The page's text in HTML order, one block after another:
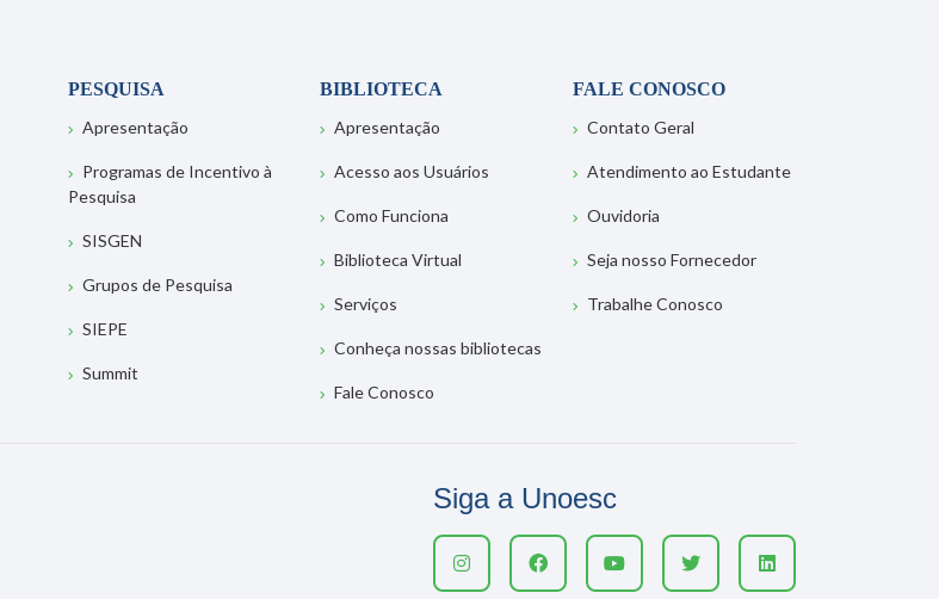
PESQUISA
Apresentação
Programas de Incentivo à
Pesquisa
SISGEN
Grupos de Pesquisa
SIEPE
Summit
BIBLIOTECA
Apresentação
Acesso aos Usuários
Como Funciona
Biblioteca Virtual
Serviços
Conheça nossas bibliotecas
Fale Conosco
FALE CONOSCO
Contato Geral
Atendimento ao Estudante
Ouvidoria
Seja nosso Fornecedor
Trabalhe Conosco
Siga a Unoesc